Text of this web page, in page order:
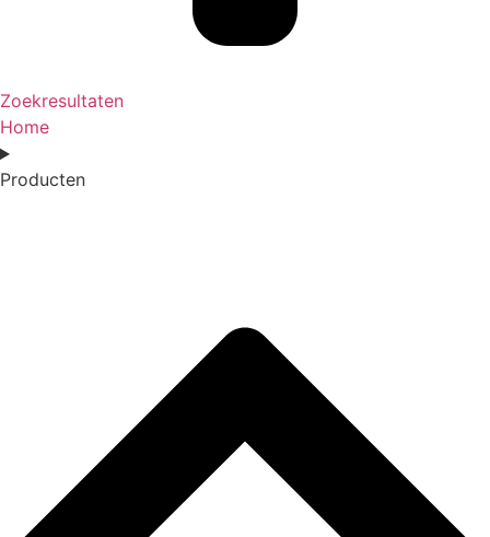
Zoekresultaten
Home
Producten